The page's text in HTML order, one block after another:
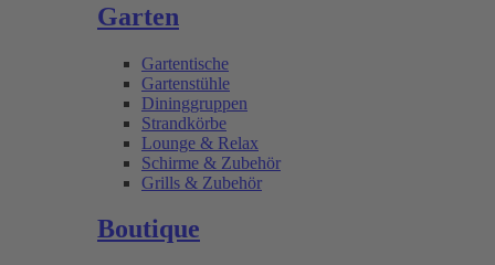
Garten
Gartentische
Gartenstühle
Dininggruppen
Strandkörbe
Lounge & Relax
Schirme & Zubehör
Grills & Zubehör
Boutique